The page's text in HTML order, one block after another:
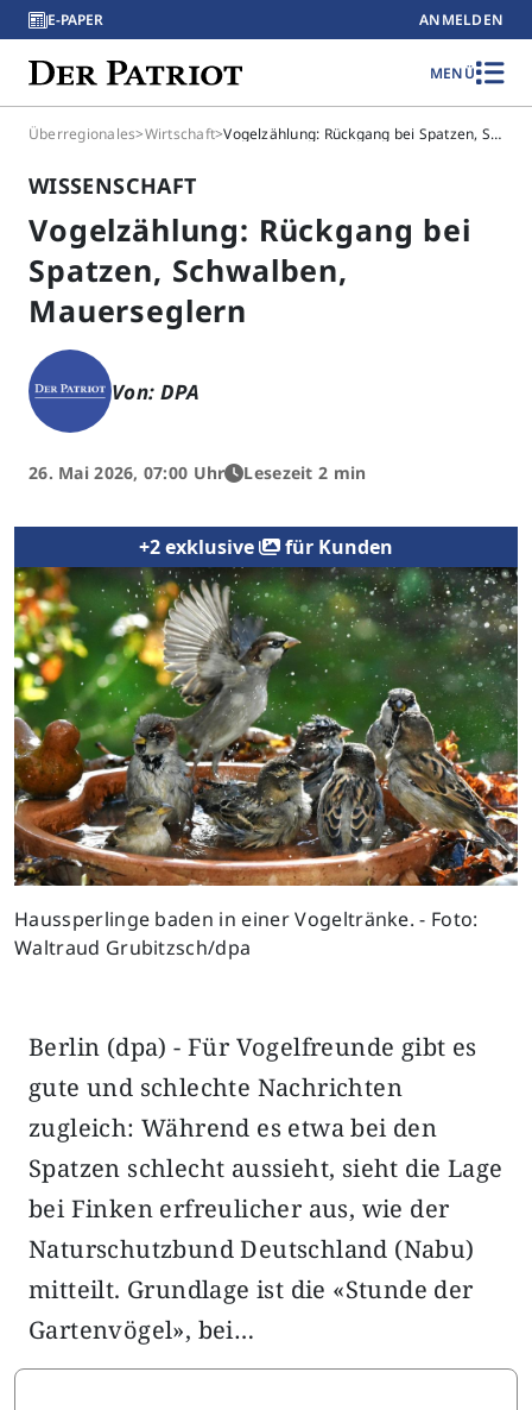
E-PAPER ANMELDEN
MENÜ
Überregionales>Wirtschaft> Vogelzählung: Rückgang bei Spatzen, Schwalben, Mauerseglern
WISSENSCHAFT
Vogelzählung: Rückgang bei
Spatzen, Schwalben,
Mauerseglern
Von: DPA
26. Mai 2026, 07:00 Uhr Lesezeit 2 min
+2 exklusive für Kunden
Haussperlinge baden in einer Vogeltränke. - Foto:
Waltraud Grubitzsch/dpa
Berlin (dpa) - Für Vogelfreunde gibt es
gute und schlechte Nachrichten
zugleich: Während es etwa bei den
Spatzen schlecht aussieht, sieht die Lage
bei Finken erfreulicher aus, wie der
Naturschutzbund Deutschland (Nabu)
mitteilt. Grundlage ist die «Stunde der
Gartenvögel», bei…